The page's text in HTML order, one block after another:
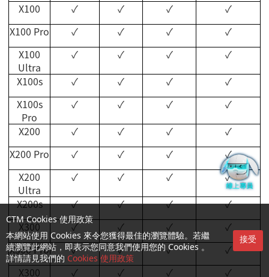
X100
✓ ✓ ✓
✓
X100 Pro
✓ ✓ ✓
✓
X100
Ultra
✓ ✓ ✓
✓
X100s
✓ ✓ ✓
✓
X100s
Pro
✓ ✓ ✓
✓
X200
✓ ✓ ✓
✓
X200 Pro
✓ ✓ ✓
✓
X200
Ultra
✓ ✓ ✓
✓
X200s
✓ ✓ ✓
✓
X300
✓ ✓ ✓
✓
X300 Pro
✓ ✓ ✓
✓
X300
✓ ✓ ✓ ✓
CTM Cookies 使用政策
本網站使用 Cookies 來令您獲得最佳的瀏覽體驗。若繼
續瀏覽此網站，即表示您同意我們使用您的 Cookies 。
詳情請見我們的 Cookies 使用政策
接受